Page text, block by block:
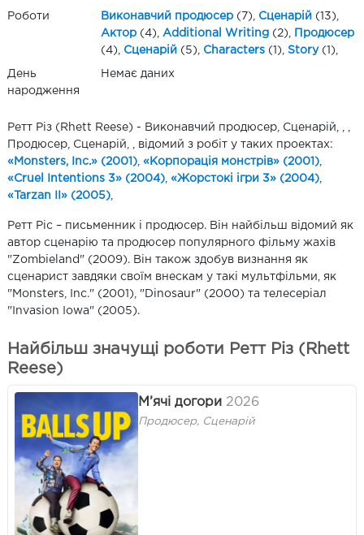
Роботи Виконавчий продюсер (7), Сценарій (13),
Актор (4), Additional Writing (2),
Продюсер
(4), Сценарій (5), Characters (1), Story (1),
День
народження
Немає даних
Ретт Різ (Rhett Reese) - Виконавчий продюсер, Сценарій, , ,
Продюсер, Сценарій, , відомий з робіт у таких проектах:
«Monsters, Inc.» (2001) «Корпорація монстрів» (2001)
«Cruel Intentions 3» (2004) «Жорстокі ігри 3» (2004)
«Tarzan II» (2005)
Ретт Ріс – письменник і продюсер. Він найбільш відомий як
автор сценарію та продюсер популярного фільму жахів
"Zombieland" (2009). Він також здобув визнання як
сценарист завдяки своїм внескам у такі мультфільми, як
"Monsters, Inc." (2001), "Dinosaur" (2000) та телесеріал
"Invasion Iowa" (2005).
Найбільш значущі роботи Ретт Різ (Rhett
Reese)
М’ячі догори 2026
Продюсер, Сценарій